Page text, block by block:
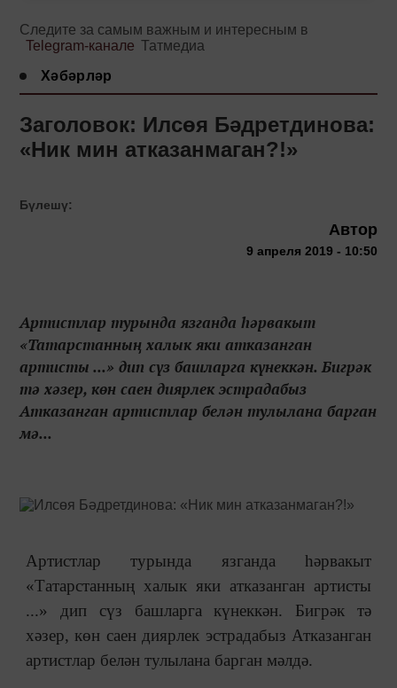
Следите за самым важным и интересным в
Telegram-канале Татмедиа
Хәбәрләр
Заголовок: Илсөя Бәдретдинова:
«Ник мин атказанмаган?!»
Бүлешү:
Автор
9 апреля 2019 - 10:50
Артистлар турында язганда һәрвакыт
«Татарстанның халык яки атказанган
артисты ...» дип сүз башларга күнеккән. Бигрәк
тә хәзер, көн саен диярлек эстрадабыз
Атказанган артистлар белән тулылана барган
мә...
Артистлар турында язганда һәрвакыт
«Татарстанның халык яки атказанган артисты
...» дип сүз башларга күнеккән. Бигрәк тә
хәзер, көн саен диярлек эстрадабыз Атказанган
артистлар белән тулылана барган мәлдә.